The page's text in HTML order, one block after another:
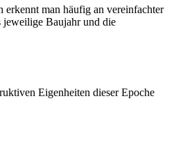
man häufig an vereinfachter
jeweilige Baujahr und die
Eigenheiten dieser Epoche